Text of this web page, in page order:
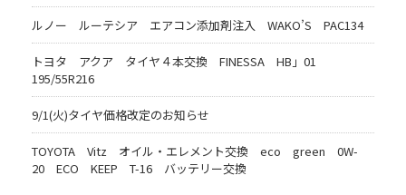
ルノー ルーテシア エアコン添加剤注入 WAKO’S PAC134
トヨタ アクア タイヤ４本交換 FINESSA HB」01
195/55R216
9/1(火)タイヤ価格改定のお知らせ
TOYOTA Vitz オイル・エレメント交換 eco green 0W-
20 ECO KEEP T-16 バッテリー交換